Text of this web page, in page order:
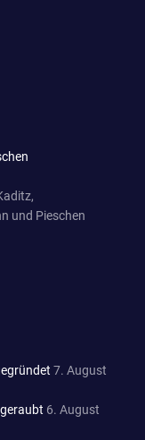
und Pieschen
7. August
6. August